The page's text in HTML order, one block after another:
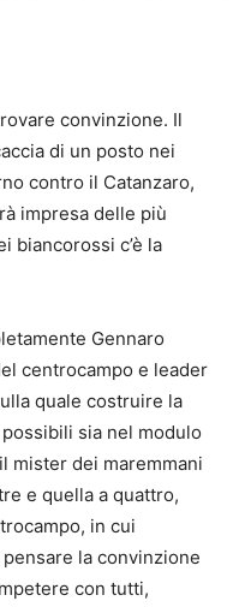
convinzione. Il
di un posto nei
contro il Catanzaro,
impresa delle più
biancorossi c’è la
Gennaro
centrocampo e leader
quale costruire la
sia nel modulo
mister dei maremmani
e quella a quattro,
in cui
la convinzione
con tutti,